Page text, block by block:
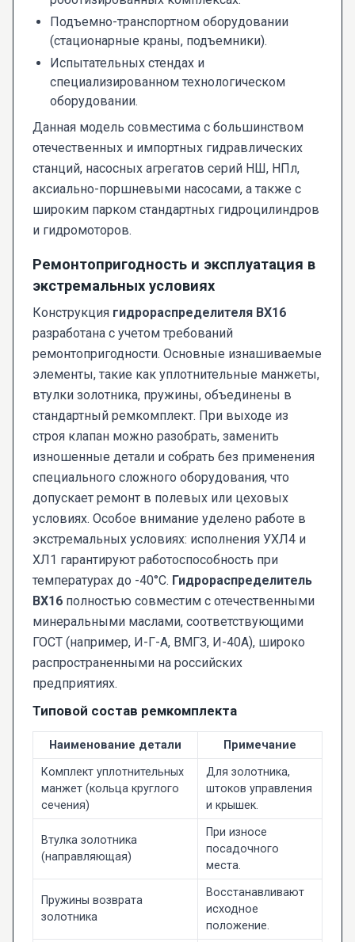
Подъемно-транспортном оборудовании
(стационарные краны, подъемники).
Испытательных стендах и
специализированном технологическом
оборудовании.
Данная модель совместима с большинством
отечественных и импортных гидравлических
станций, насосных агрегатов серий НШ, НПл,
аксиально-поршневыми насосами, а также с
широким парком стандартных гидроцилиндров
и гидромоторов.
Ремонтопригодность и эксплуатация в
экстремальных условиях
Конструкция гидрораспределителя ВХ16
разработана с учетом требований
ремонтопригодности. Основные изнашиваемые
элементы, такие как уплотнительные манжеты,
втулки золотника, пружины, объединены в
стандартный ремкомплект. При выходе из
строя клапан можно разобрать, заменить
изношенные детали и собрать без применения
специального сложного оборудования, что
допускает ремонт в полевых или цеховых
условиях. Особое внимание уделено работе в
экстремальных условиях: исполнения УХЛ4 и
ХЛ1 гарантируют работоспособность при
температурах до -40°C. Гидрораспределитель
ВХ16 полностью совместим с отечественными
минеральными маслами, соответствующими
ГОСТ (например, И-Г-А, ВМГЗ, И-40А), широко
распространенными на российских
предприятиях.
Типовой состав ремкомплекта
Наименование детали
Примечание
Комплект уплотнительных
манжет (кольца круглого
сечения)
Для золотника,
штоков управления
и крышек.
Втулка золотника
(направляющая)
При износе
посадочного
места.
Пружины возврата
золотника
Восстанавливают
исходное
положение.